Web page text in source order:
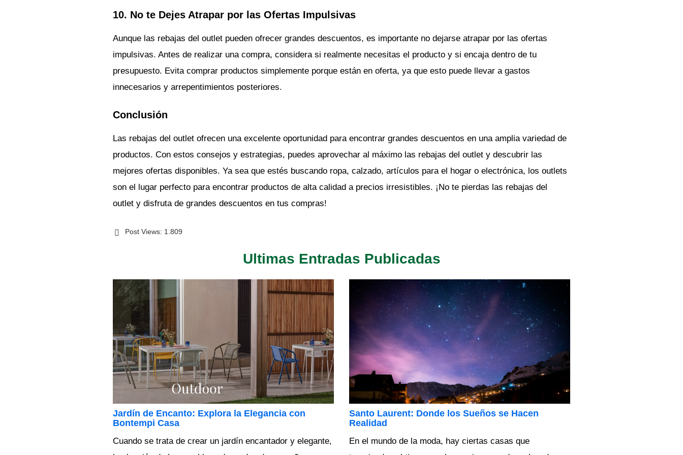
10. No te Dejes Atrapar por las Ofertas Impulsivas
Aunque las rebajas del outlet pueden ofrecer grandes descuentos, es importante no dejarse atrapar por las ofertas
impulsivas. Antes de realizar una compra, considera si realmente necesitas el producto y si encaja dentro de tu
presupuesto. Evita comprar productos simplemente porque están en oferta, ya que esto puede llevar a gastos
innecesarios y arrepentimientos posteriores.
Conclusión
Las rebajas del outlet ofrecen una excelente oportunidad para encontrar grandes descuentos en una amplia variedad de
productos. Con estos consejos y estrategias, puedes aprovechar al máximo las rebajas del outlet y descubrir las
mejores ofertas disponibles. Ya sea que estés buscando ropa, calzado, artículos para el hogar o electrónica, los outlets
son el lugar perfecto para encontrar productos de alta calidad a precios irresistibles. ¡No te pierdas las rebajas del
outlet y disfruta de grandes descuentos en tus compras!
Post Views: 1.809
Ultimas Entradas Publicadas
Jardín de Encanto: Explora la Elegancia con
Bontempi Casa
Cuando se trata de crear un jardín encantador y elegante,
Santo Laurent: Donde los Sueños se Hacen
Realidad
En el mundo de la moda, hay ciertas casas que